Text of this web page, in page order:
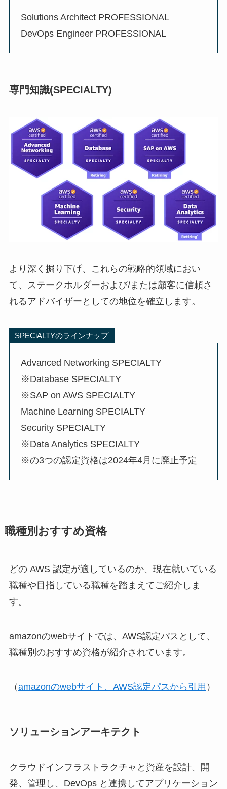
Solutions Architect PROFESSIONAL
DevOps Engineer PROFESSIONAL
専門知識(SPECIALTY)
より深く掘り下げ、これらの戦略的領域におい
て、ステークホルダーおよび/または顧客に信頼さ
れるアドバイザーとしての地位を確立します。
SPECiALTYのラインナップ
Advanced Networking SPECIALTY
※Database SPECIALTY
※SAP on AWS SPECIALTY
Machine Learning SPECIALTY
Security SPECIALTY
※Data Analytics SPECIALTY
※の3つの認定資格は2024年4月に廃止予定
職種別おすすめ資格
どの AWS 認定が適しているのか、現在就いている
職種や目指している職種を踏まえてご紹介しま
す。
amazonのwebサイトでは、AWS認定パスとして、
職種別のおすすめ資格が紹介されています。
（amazonのwebサイト、AWS認定パスから引用 ）
ソリューションアーキテクト
クラウドインフラストラクチャと資産を設計、開
発、管理し、DevOps と連携してアプリケーション